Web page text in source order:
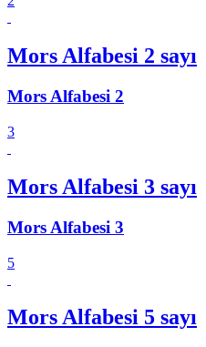
Mors Alfabesi 2 sayı
Mors Alfabesi 2
3
Mors Alfabesi 3 sayı
Mors Alfabesi 3
5
Mors Alfabesi 5 sayı